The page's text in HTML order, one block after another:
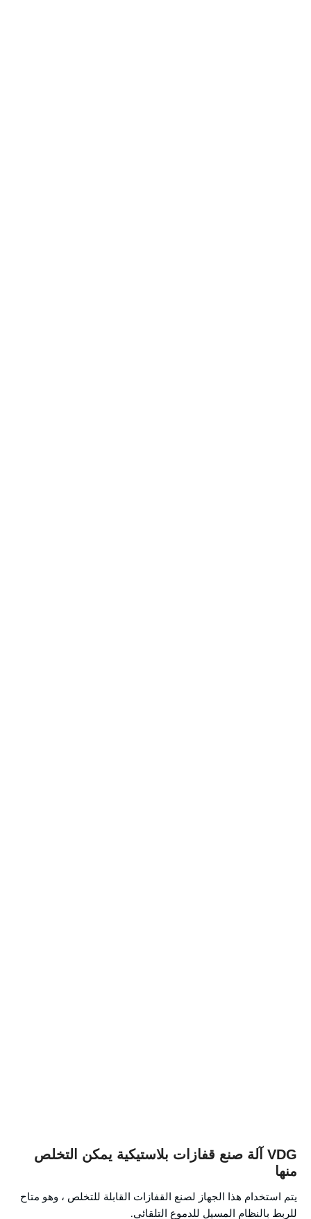
VDG آلة صنع قفازات بلاستيكية يمكن التخلص
منها
يتم استخدام هذا الجهاز لصنع القفازات القابلة للتخلص ، وهو متاح
للربط بالنظام المسيل للدموع التلقائي.